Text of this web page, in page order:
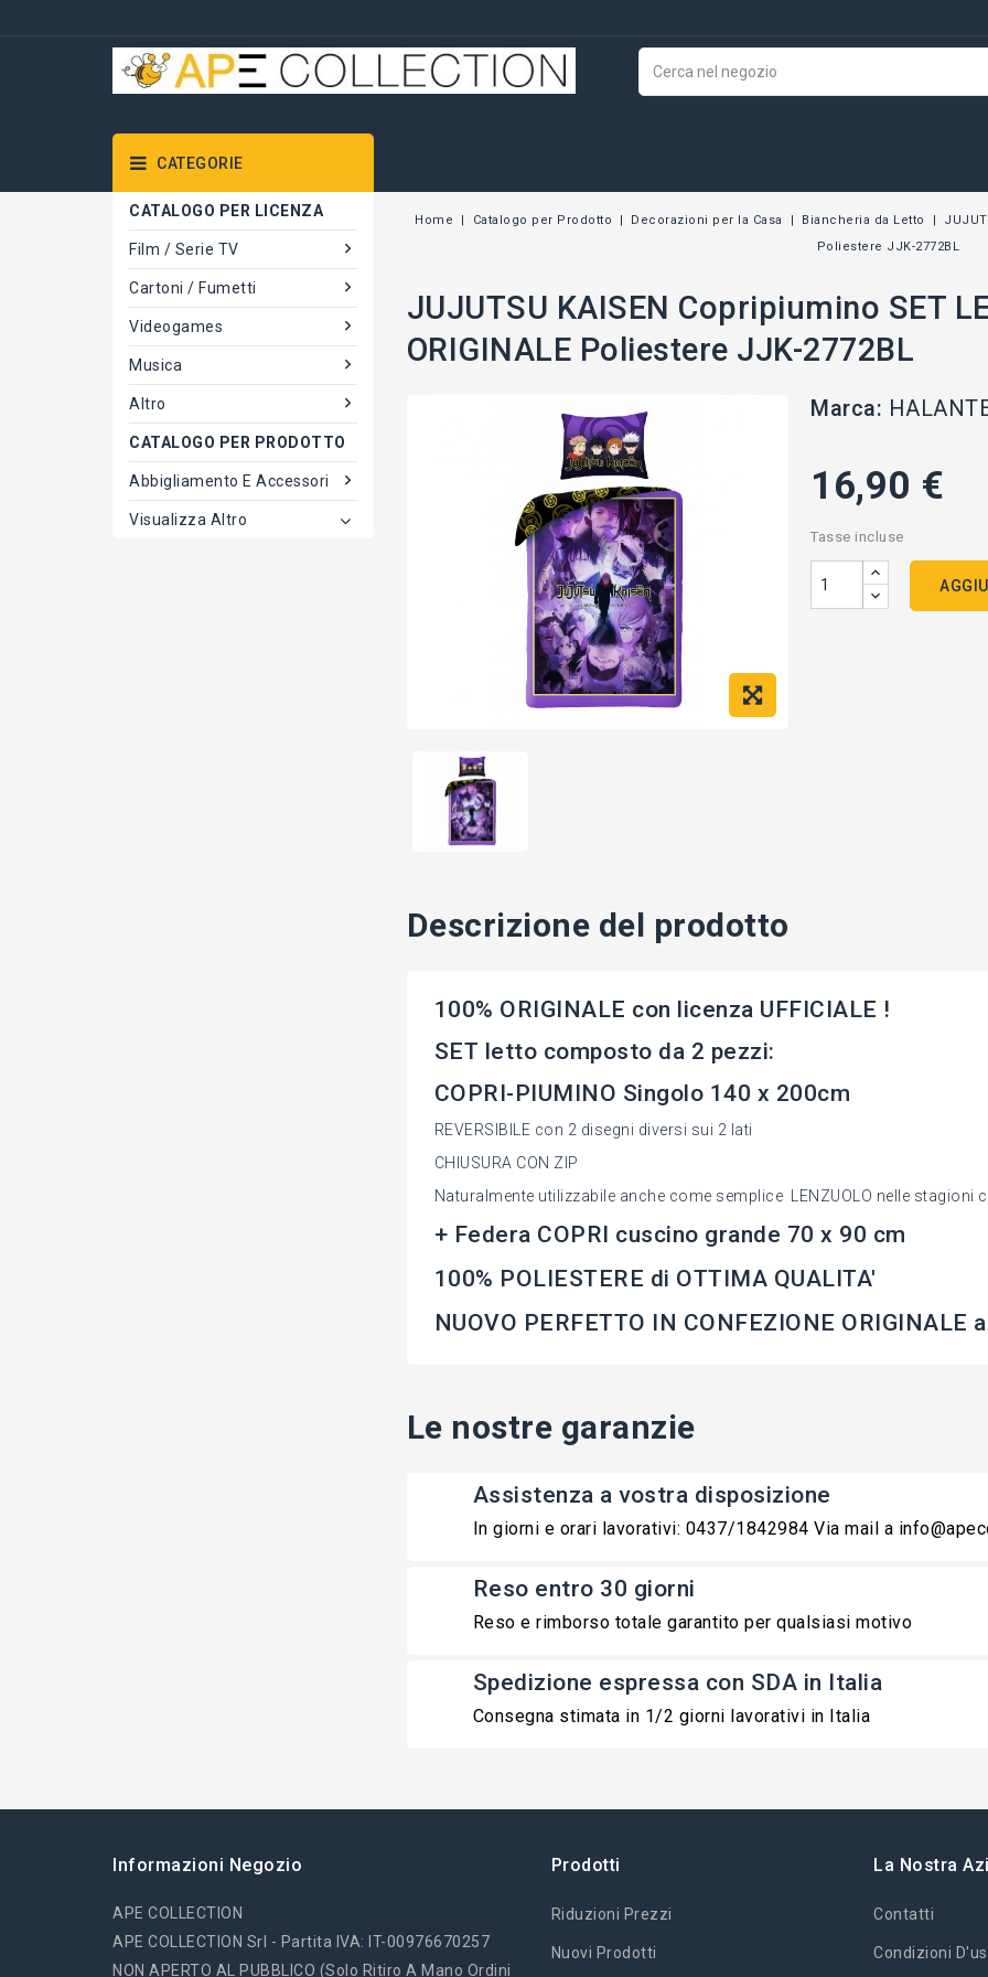
CATEGORIE
CATALOGO PER LICENZA
Film / Serie TV
Cartoni / Fumetti
Videogames
Musica
Altro
CATALOGO PER PRODOTTO
Abbigliamento E Accessori
Visualizza Altro
Home Catalogo per Prodotto Decorazioni per la Casa Biancheria da Letto
Poliestere JJK-2772BL
JUJUTSU KAISEN Copripiumino SET
ORIGINALE Poliestere JJK-2772BL
Marca:
16,90 €
Tasse incluse
Descrizione del prodotto
100% ORIGINALE con licenza UFFICIALE !
SET letto composto da 2 pezzi:
COPRI-PIUMINO Singolo 140 x 200cm
REVERSIBILE con 2 disegni diversi sui 2 lati
CHIUSURA CON ZIP
Naturalmente utilizzabile anche come semplice LENZUOLO nelle stagioni
+ Federa COPRI cuscino grande 70 x 90 cm
100% POLIESTERE di OTTIMA QUALITA'
NUOVO PERFETTO IN CONFEZIONE ORIGINALE
Le nostre garanzie
Assistenza a vostra disposizione
In giorni e orari lavorativi: 0437/1842984 Via mail a
Reso entro 30 giorni
Reso e rimborso totale garantito per qualsiasi motivo
Spedizione espressa con SDA in Italia
Consegna stimata in 1/2 giorni lavorativi in Italia
Informazioni Negozio
APE COLLECTION
APE COLLECTION Srl - Partita IVA: IT-00976670257
NON APERTO AL PUBBLICO (solo Ritiro A Mano Ordini
Prodotti
Riduzioni Prezzi
Nuovi Prodotti
La Nostra
Contatti
Condizioni